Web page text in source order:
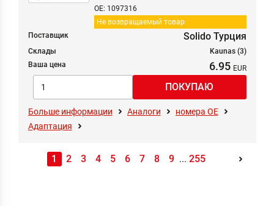
Не возвращаемый товар
OE: 1097316
Поставщик Solido Турция
Склады
Kaunas (3)
Ваша цена
6.95
Больше информации Аналоги
номера ОЕ
Адаптация
1 2 3 4 5 6 7 8 9 ... 255